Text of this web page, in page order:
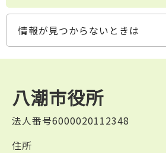
情報が見つからないときは
八潮市役所
法人番号6000020112348
住所